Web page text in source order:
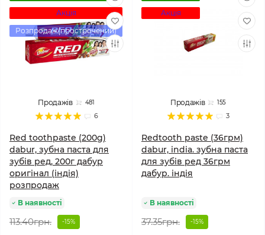
Акція
Розпродаж(прострочений)
6
Продажів 481
Red toothpaste (200g)
dabur, зубна паста для
зубів ред, 200г дабур
оригінал (індія)
розпродаж
В наявності
113.40грн. -15%
Акція
3
Продажів 155
Redtooth paste (36грм)
dabur, india. зубна паста
для зубів ред 36грм
дабур. індія
В наявності
37.35грн. -15%